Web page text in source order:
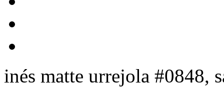
inés matte urrejola #0848,